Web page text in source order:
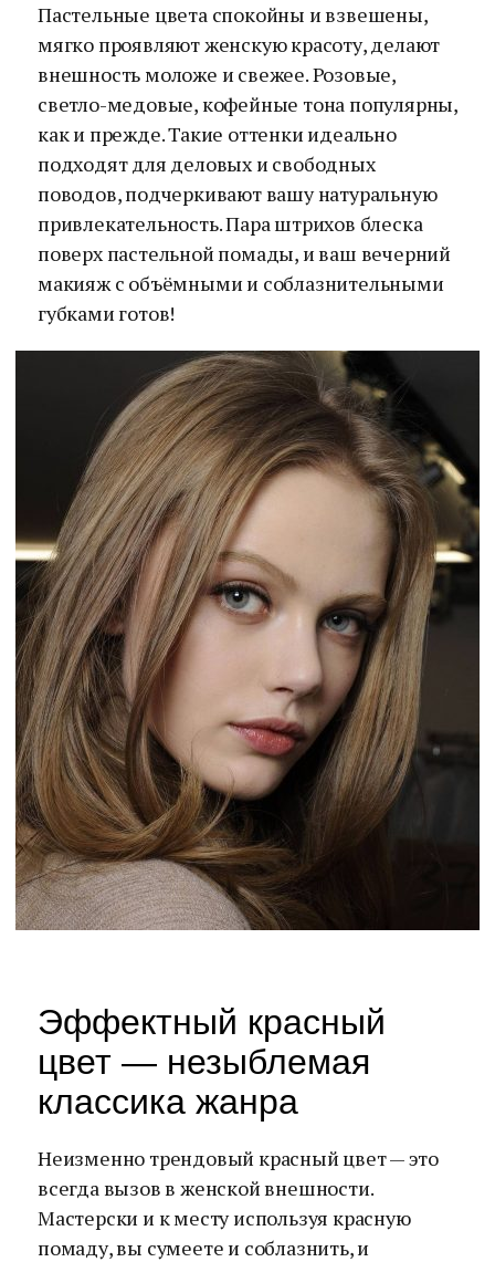
Пастельные цвета спокойны и взвешены,
мягко проявляют женскую красоту, делают
внешность моложе и свежее. Розовые,
светло-медовые, кофейные тона популярны,
как и прежде. Такие оттенки идеально
подходят для деловых и свободных
поводов, подчеркивают вашу натуральную
привлекательность. Пара штрихов блеска
поверх пастельной помады, и ваш вечерний
макияж с объёмными и соблазнительными
губками готов!
Эффектный красный
цвет — незыблемая
классика жанра
Неизменно трендовый красный цвет — это
всегда вызов в женской внешности.
Мастерски и к месту используя красную
помаду, вы сумеете и соблазнить, и